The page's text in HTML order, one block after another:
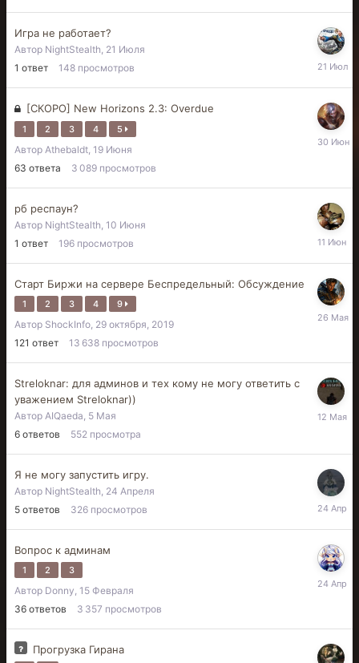
Игра не работает?
Автор NightStealth, 21 Июля
1 ответ 148 просмотров
21
[СКОРО] New Horizons 2.3: Overdue
1 2 3 4 5
Автор Athebaldt, 19 Июня
63 ответа 3 089 просмотров
30
рб респаун?
Автор NightStealth, 10 Июня
1 ответ 196 просмотров
11
Старт Биржи на сервере Беспредельный: Обсуждение
1 2 3 4 9
Автор ShockInfo, 29 октября, 2019
121 ответ 13 638 просмотров
26
Streloknar: для админов и тех кому не могу ответить с
уважением Streloknar))
Автор AIQaeda, 5 Мая
6 ответов 552 просмотра
12
Я не могу запустить игру.
Автор NightStealth, 24 Апреля
5 ответов 326 просмотров
24
Вопрос к админам
1 2 3
Автор Donny, 15 Февраля
36 ответов 3 357 просмотров
24
Прогрузка Гирана